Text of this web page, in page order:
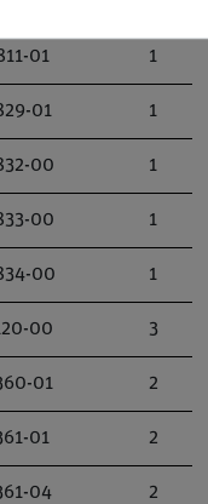
01 1
01 1
00 1
00 1
00 1
00 3
01 2
01 2
04 2